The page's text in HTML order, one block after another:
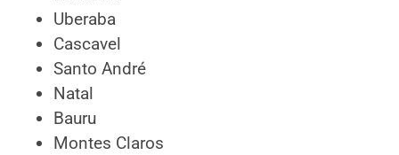
Uberaba
Cascavel
Santo André
Natal
Bauru
Montes Claros